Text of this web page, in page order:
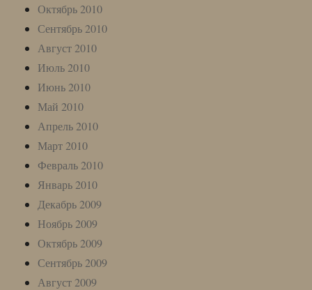
Октябрь 2010
Сентябрь 2010
Август 2010
Июль 2010
Июнь 2010
Май 2010
Апрель 2010
Март 2010
Февраль 2010
Январь 2010
Декабрь 2009
Ноябрь 2009
Октябрь 2009
Сентябрь 2009
Август 2009